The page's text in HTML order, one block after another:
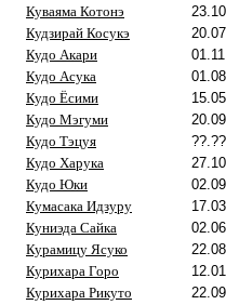
Куваяма Котонэ
Кудзирай Косукэ
Кудо Акари
Кудо Асука
Кудо Ёсими
Кудо Мэгуми
Кудо Тэцуя
Кудо Харука
Кудо Юки
Кумасака Идзуру
Куниэда Сайка
Курамицу Ясуко
Курихара Горо
Курихара Рикуто